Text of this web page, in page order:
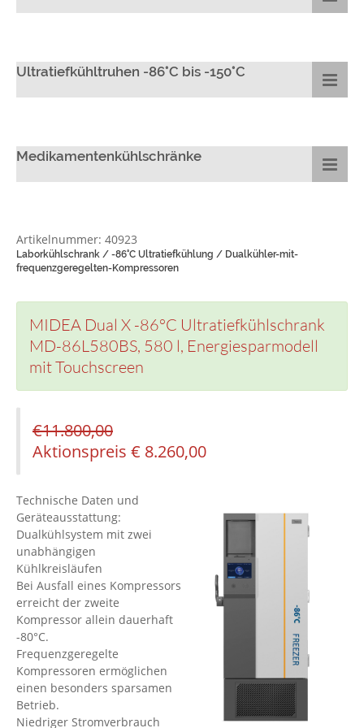
Ultratiefkühltruhen -86°C bis -150°C
Medikamentenkühlschränke
Artikelnummer: 40923
Laborkühlschrank / -86°C Ultratiefkühlung / Dualkühler-mit-
frequenzgeregelten-Kompressoren
MIDEA Dual X -86°C Ultratiefkühlschrank
MD-86L580BS, 580 l, Energiesparmodell
mit Touchscreen
€11.800,00
Aktionspreis € 8.260,00
Technische Daten und
Geräteausstattung:
Dualkühlsystem mit zwei
unabhängigen
Kühlkreisläufen
Bei Ausfall eines Kompressors
erreicht der zweite
Kompressor allein dauerhaft
-80°C.
Frequenzgeregelte
Kompressoren ermöglichen
einen besonders sparsamen
Betrieb.
Niedriger Stromverbrauch